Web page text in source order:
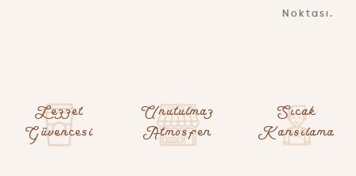
Noktası.
Lezzet
Güvencesi
Unutulmaz
Atmosfer
Sıcak
Karsılama